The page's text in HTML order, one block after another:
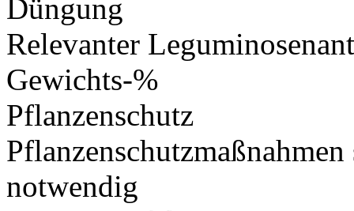
Düngung
Relevanter
Gewichts-%
Pflanzenschutz
notwendig